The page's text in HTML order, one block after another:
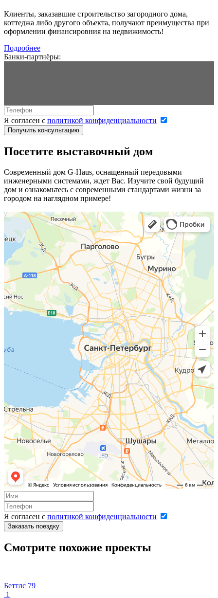
Клиенты, заказавшие строительство загородного дома,
коттеджа либо другого объекта, получают преимущества при
оформлении финансировния на недвижимость!
Подробнее
Банки-партнёры:
Я согласен с политикой конфиденциальности
Получить консультацию
Посетите выставочный дом
Современный дом G-Haus, оснащенный передовыми
инженерными системами, ждет Вас. Изучите свой будущий
дом и ознакомьтесь с современными стандартами жизни за
городом на наглядном примере!
Я согласен с политикой конфиденциальности
Заказать поездку
Смотрите похожие проекты
Беттлс 79
1